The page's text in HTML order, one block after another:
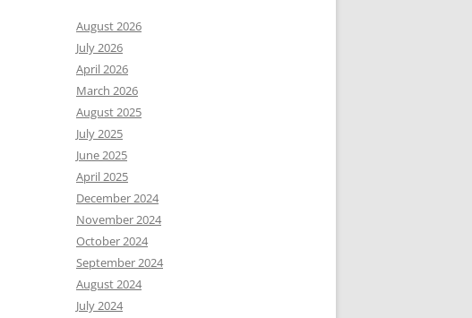
August 2026
July 2026
April 2026
March 2026
August 2025
July 2025
June 2025
April 2025
December 2024
November 2024
October 2024
September 2024
August 2024
July 2024